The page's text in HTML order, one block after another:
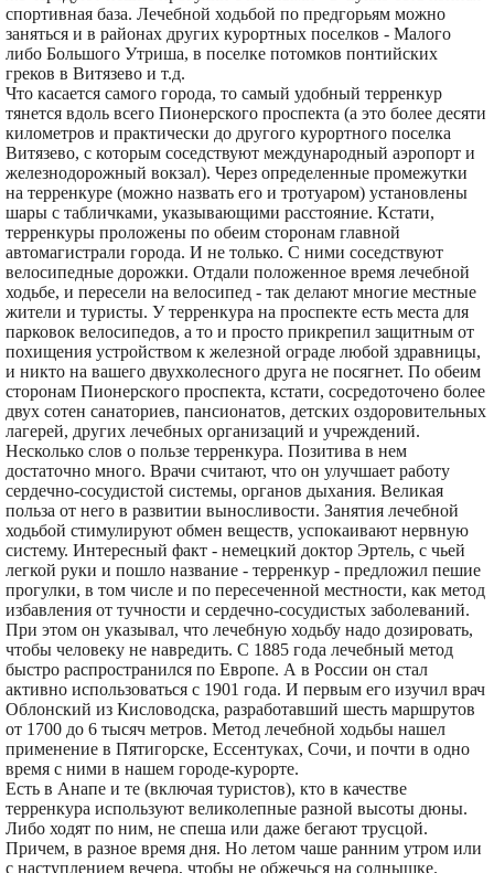
спортивная база. Лечебной ходьбой по предгорьям можно
заняться и в районах других курортных поселков - Малого
либо Большого Утриша, в поселке потомков понтийских
греков в Витязево и т.д.
Что касается самого города, то самый удобный терренкур
тянется вдоль всего Пионерского проспекта (а это более десяти
километров и практически до другого курортного поселка
Витязево, с которым соседствуют международный аэропорт и
железнодорожный вокзал). Через определенные промежутки
на терренкуре (можно назвать его и тротуаром) установлены
шары с табличками, указывающими расстояние. Кстати,
терренкуры проложены по обеим сторонам главной
автомагистрали города. И не только. С ними соседствуют
велосипедные дорожки. Отдали положенное время лечебной
ходьбе, и пересели на велосипед - так делают многие местные
жители и туристы. У терренкура на проспекте есть места для
парковок велосипедов, а то и просто прикрепил защитным от
похищения устройством к железной ограде любой здравницы,
и никто на вашего двухколесного друга не посягнет. По обеим
сторонам Пионерского проспекта, кстати, сосредоточено более
двух сотен санаториев, пансионатов, детских оздоровительных
лагерей, других лечебных организаций и учреждений.
Несколько слов о пользе терренкура. Позитива в нем
достаточно много. Врачи считают, что он улучшает работу
сердечно-сосудистой системы, органов дыхания. Великая
польза от него в развитии выносливости. Занятия лечебной
ходьбой стимулируют обмен веществ, успокаивают нервную
систему. Интересный факт - немецкий доктор Эртель, с чьей
легкой руки и пошло название - терренкур - предложил пешие
прогулки, в том числе и по пересеченной местности, как метод
избавления от тучности и сердечно-сосудистых заболеваний.
При этом он указывал, что лечебную ходьбу надо дозировать,
чтобы человеку не навредить. С 1885 года лечебный метод
быстро распространился по Европе. А в России он стал
активно использоваться с 1901 года. И первым его изучил врач
Облонский из Кисловодска, разработавший шесть маршрутов
от 1700 до 6 тысяч метров. Метод лечебной ходьбы нашел
применение в Пятигорске, Ессентуках, Сочи, и почти в одно
время с ними в нашем городе-курорте.
Есть в Анапе и те (включая туристов), кто в качестве
терренкура используют великолепные разной высоты дюны.
Либо ходят по ним, не спеша или даже бегают трусцой.
Причем, в разное время дня. Но летом чаше ранним утром или
с наступлением вечера, чтобы не обжечься на солнышке.